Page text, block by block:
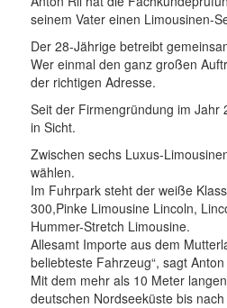
seinem Vater einen Limousinen-
Der 28-Jährige betreibt
Wer einmal den ganz großen
der richtigen Adresse.
Seit der Firmengründung im Jahr
in Sicht.
Zwischen sechs Luxus-
wählen.
Im Fuhrpark steht der weiße
300,Pinke Limousine Lincoln,
Hummer-Stretch Limousine.
Allesamt Importe aus dem
beliebteste Fahrzeug“, sagt Anton
Mit dem mehr als 10 Meter
deutschen Nordseeküste bis